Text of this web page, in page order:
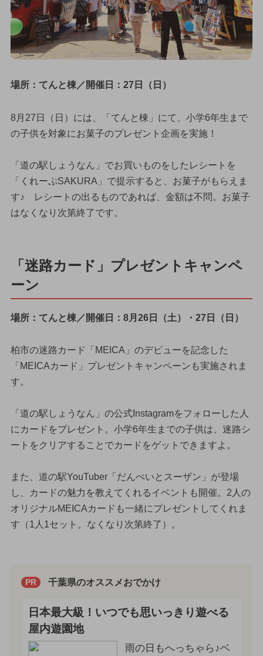
場所：てんと棟／開催日：27日（日）
8月27日（日）には、「てんと棟」にて、小学6年生まで
の子供を対象にお菓子のプレゼント企画を実施！
「道の駅しょうなん」でお買いものをしたレシートを
「くれーぷSAKURA」で提示すると、お菓子がもらえま
す♪ レシートの出るものであれば、金額は不問。お菓子
はなくなり次第終了です。
「迷路カード」プレゼントキャンペ
ーン
場所：てんと棟／開催日：8月26日（土）・27日（日）
柏市の迷路カード「MEICA」のデビューを記念した
「MEICAカード」プレゼントキャンペーンも実施されま
す。
「道の駅しょうなん」の公式Instagramをフォローした人
にカードをプレゼント。小学6年生までの子供は、迷路シ
ートをクリアすることでカードをゲットできますよ。
また、道の駅YouTuber「だんぺいとスーザン」が登場
し、カードの魅力を教えてくれるイベントも開催。2人の
オリジナルMEICAカードも一緒にプレゼントしてくれま
す（1人1セット。なくなり次第終了）。
PR 千葉県のオススメおでかけ
日本最大級！いつでも思いっきり遊べる
屋内遊園地
雨の日もへっちゃら♪ベ